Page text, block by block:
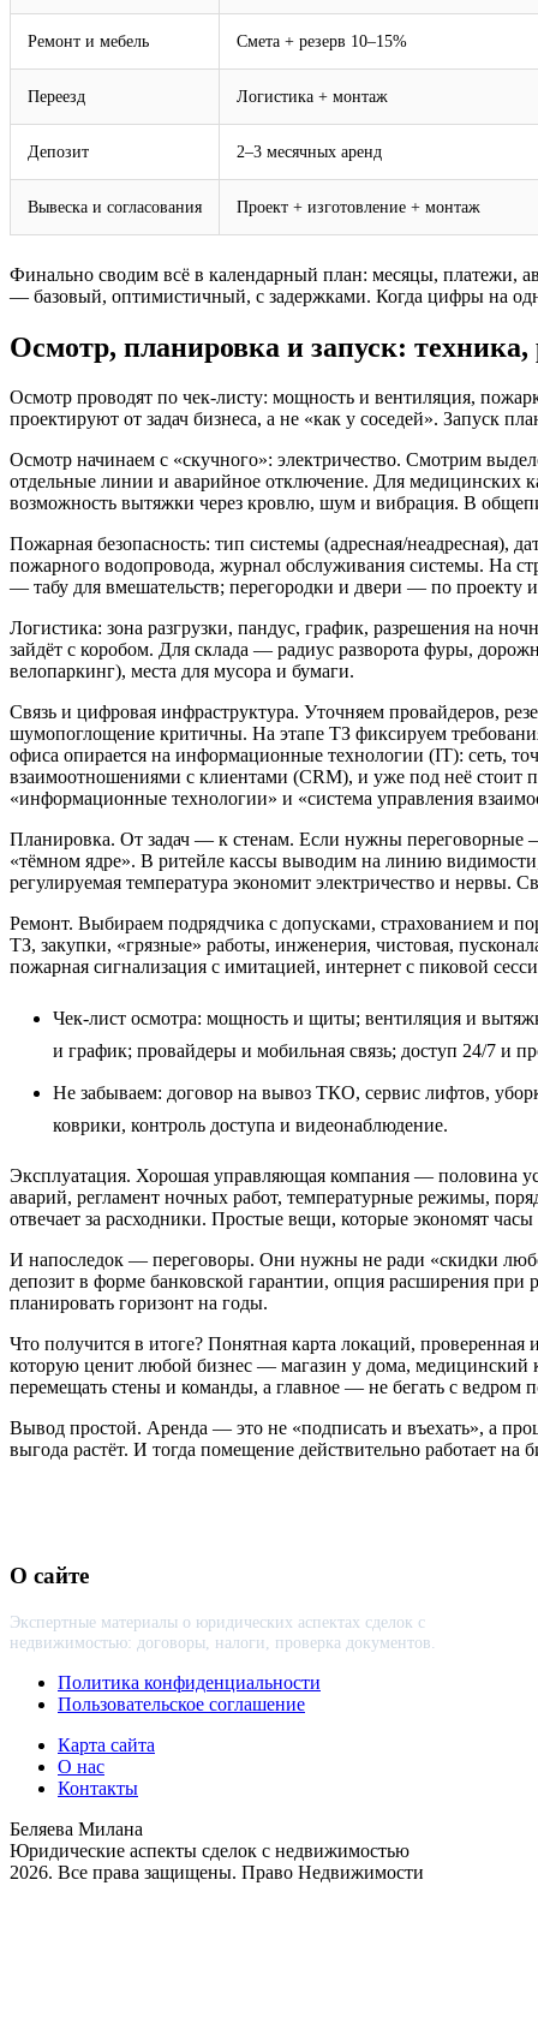
Ремонт и мебель Смета + резерв 10–15%
Переезд Логистика + монтаж
Депозит 2–3 месячных аренд
Вывеска и согласования Проект + изготовление + монтаж
Финально сводим всё в календарный план: месяцы, платежи,
— базовый, оптимистичный, с задержками. Когда цифры на
Осмотр, планировка и запуск: техника,
Осмотр проводят по чек‑листу: мощность и вентиляция,
проектируют от задач бизнеса, а не «как у соседей». Запуск
Осмотр начинаем с «скучного»: электричество. Смотрим
отдельные линии и аварийное отключение. Для медицинских
возможность вытяжки через кровлю, шум и вибрация. В
Пожарная безопасность: тип системы (адресная/
пожарного водопровода, журнал обслуживания системы. На
— табу для вмешательств; перегородки и двери — по проекту
Логистика: зона разгрузки, пандус, график, разрешения на
зайдёт с коробом. Для склада — радиус разворота фуры,
велопаркинг), места для мусора и бумаги.
Связь и цифровая инфраструктура. Уточняем провайдеров,
шумопоглощение критичны. На этапе ТЗ фиксируем
офиса опирается на информационные технологии (IT): сеть,
взаимоотношениями с клиентами (CRM), и уже под неё стоит
«информационные технологии» и «система управления
Планировка. От задач — к стенам. Если нужны переговорные
«тёмном ядре». В ритейле кассы выводим на линию
регулируемая температура экономит электричество и
Ремонт. Выбираем подрядчика с допусками, страхованием и
ТЗ, закупки, «грязные» работы, инженерия, чистовая,
пожарная сигнализация с имитацией, интернет с пиковой
Чек‑лист осмотра: мощность и щиты; вентиляция и
и график; провайдеры и мобильная связь; доступ 24/7 и
Не забываем: договор на вывоз ТКО, сервис лифтов,
коврики, контроль доступа и видеонаблюдение.
Эксплуатация. Хорошая управляющая компания — половина
аварий, регламент ночных работ, температурные режимы,
отвечает за расходники. Простые вещи, которые экономят
И напоследок — переговоры. Они нужны не ради «скидки
депозит в форме банковской гарантии, опция расширения при
планировать горизонт на годы.
Что получится в итоге? Понятная карта локаций,
которую ценит любой бизнес — магазин у дома, медицинский
перемещать стены и команды, а главное — не бегать с ведром
Вывод простой. Аренда — это не «подписать и въехать», а
выгода растёт. И тогда помещение действительно работает
О сайте
Экспертные материалы о юридических аспектах сделок с
недвижимостью: договоры, налоги, проверка документов.
Политика конфиденциальности
Пользовательское соглашение
Карта сайта
О нас
Контакты
Беляева Милана
Юридические аспекты сделок с недвижимостью
2026. Все права защищены. Право Недвижимости